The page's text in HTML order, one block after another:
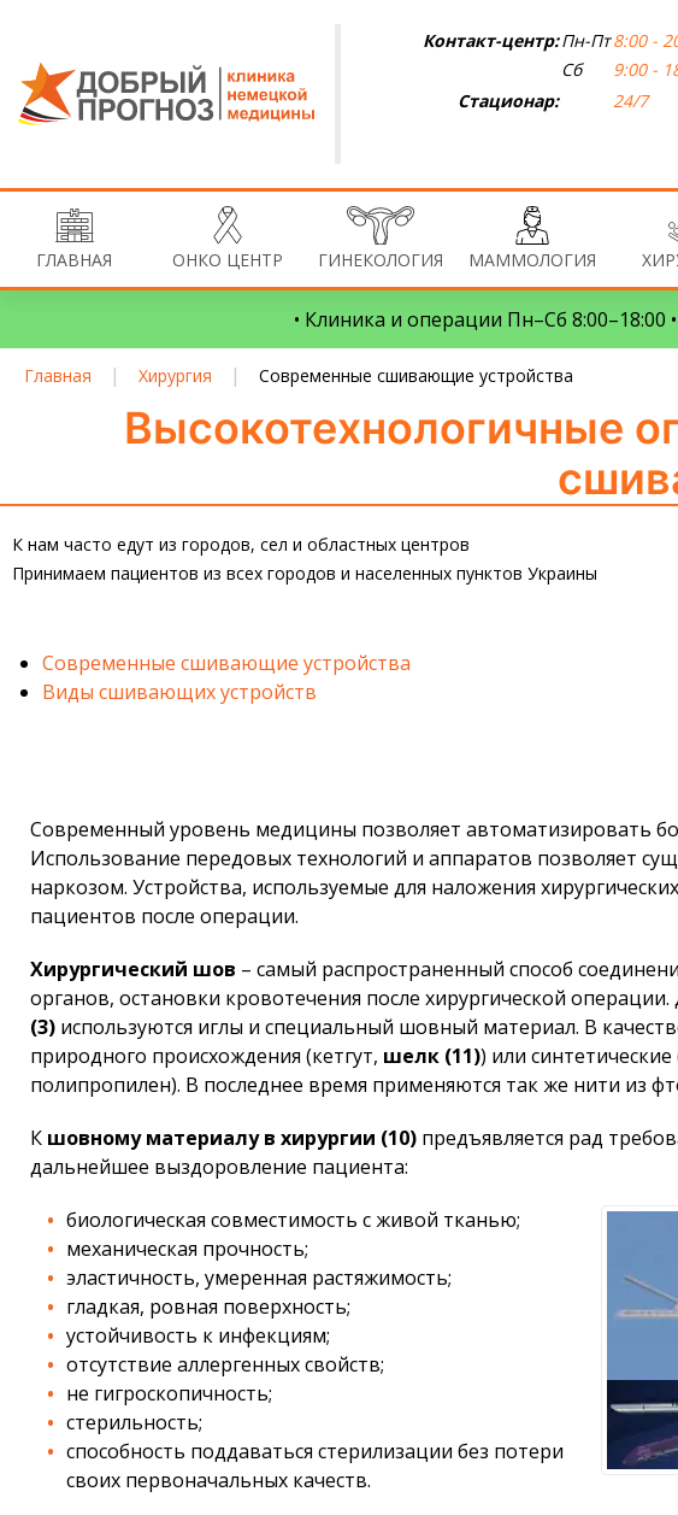
Контакт-центр:Пн-Пт
Сб
8:00 -
9:00 -
Стационар:
24/7
ГЛАВНАЯ ОНКО ЦЕНТР ГИНЕКОЛОГИЯ МАММОЛОГИЯ
• Клиника и операции Пн–Сб
Главная | Хирургия | Современные сшивающие устройства
Высокотехнологичные
К нам часто едут из городов, сел и областных центров
Принимаем пациентов из всех городов и населенных пунктов Украины
Современные сшивающие устройства
Виды сшивающих устройств
Современный уровень медицины позволяет автоматизировать
Использование передовых технологий и аппаратов позволяет
наркозом. Устройства, используемые для наложения
пациентов после операции.
Хирургический шов – самый распространенный способ
органов, остановки кровотечения после хирургической операции.
(3) используются иглы и специальный шовный материал. В
природного происхождения (кетгут, шелк (11)) или
полипропилен). В последнее время применяются так же нити из
К шовному материалу в хирургии (10) предъявляется рад
дальнейшее выздоровление пациента:
биологическая совместимость с живой тканью;
механическая прочность;
эластичность, умеренная растяжимость;
гладкая, ровная поверхность;
устойчивость к инфекциям;
отсутствие аллергенных свойств;
не гигроскопичность;
стерильность;
способность поддаваться стерилизации без потери
своих первоначальных качеств.